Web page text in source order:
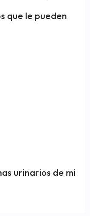
que le pueden
urinarios de mi